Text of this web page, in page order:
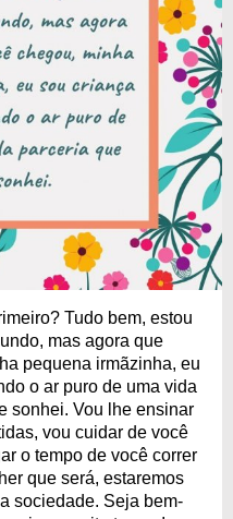
Tudo bem, estou
mas agora que
pequena irmãzinha, eu
o ar puro de uma vida
sonhei. Vou lhe ensinar
vou cuidar de você
o tempo de você correr
que será, estaremos
sociedade. Seja bem-